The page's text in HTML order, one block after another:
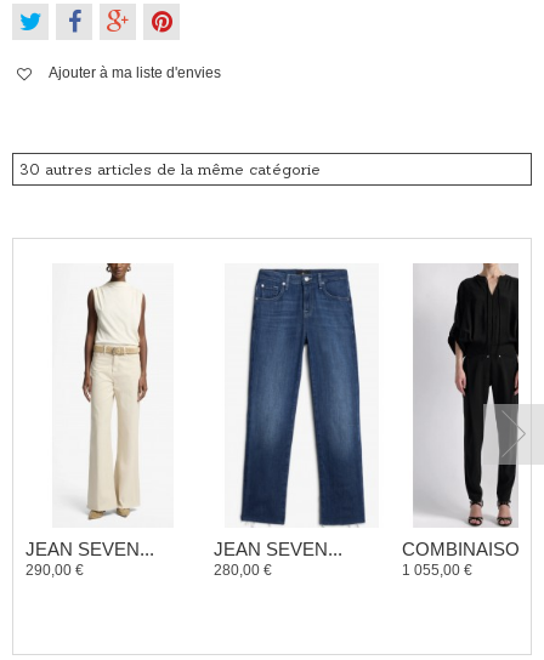
Ajouter à ma liste d'envies
30 autres articles de la même catégorie
JEAN SEVEN...
290,00 €
JEAN SEVEN...
280,00 € 1 055,00 €